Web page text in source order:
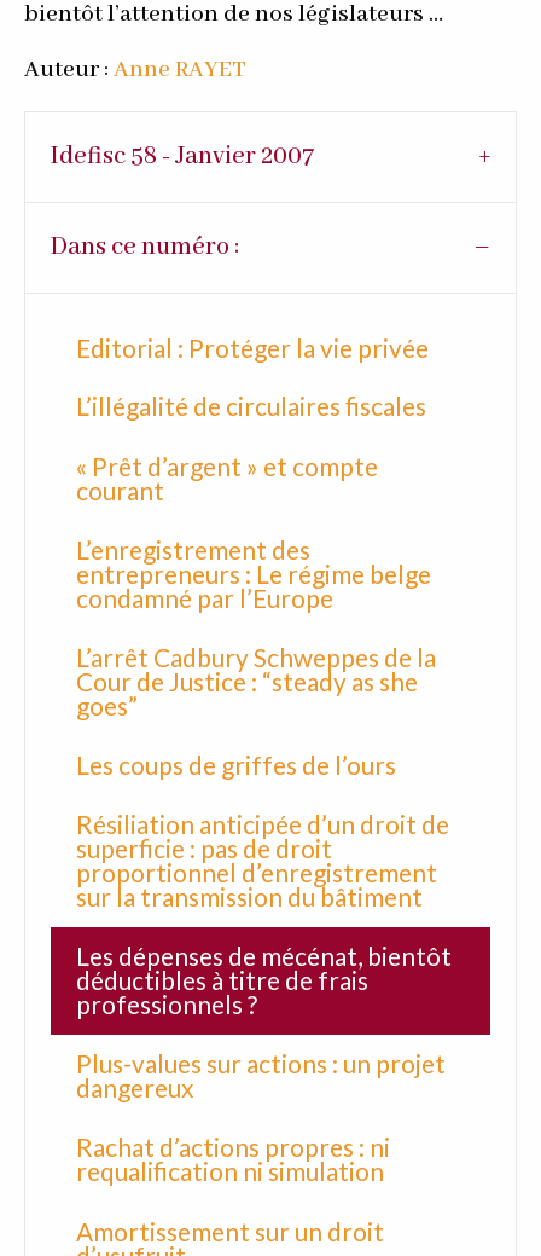
bientôt l’attention de nos législateurs …
Auteur : Anne RAYET
Idefisc 58 - Janvier 2007
Dans ce numéro :
Editorial : Protéger la vie privée
L’illégalité de circulaires fiscales
« Prêt d’argent » et compte
courant
L’enregistrement des
entrepreneurs : Le régime belge
condamné par l’Europe
L’arrêt Cadbury Schweppes de la
Cour de Justice : “steady as she
goes”
Les coups de griffes de l’ours
Résiliation anticipée d’un droit de
superficie : pas de droit
proportionnel d’enregistrement
sur la transmission du bâtiment
Les dépenses de mécénat, bientôt
déductibles à titre de frais
professionnels ?
Plus-values sur actions : un projet
dangereux
Rachat d’actions propres : ni
requalification ni simulation
Amortissement sur un droit